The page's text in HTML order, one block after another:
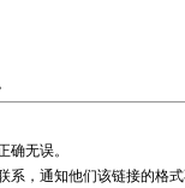
无误。
系，通知他们该链接的格